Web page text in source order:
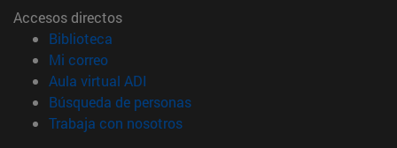
Accesos directos
Biblioteca
Mi correo(abre en nueva ventana)
Aula virtual ADI
Búsqueda de personas(abre en nueva ventana)
Trabaja con nosotros(abre en nueva ventana)